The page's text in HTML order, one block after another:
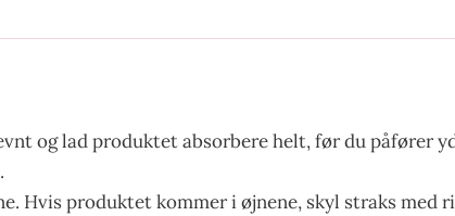
og lad produktet absorbere helt, før du påfører
Hvis produktet kommer i øjnene, skyl straks